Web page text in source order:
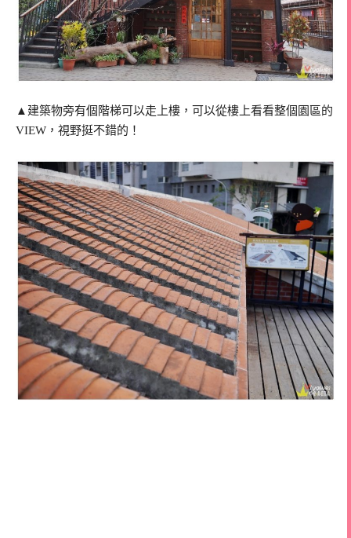
▲建築物旁有個階梯可以走上樓，可以從樓上看看整個園區的
VIEW，視野挺不錯的！